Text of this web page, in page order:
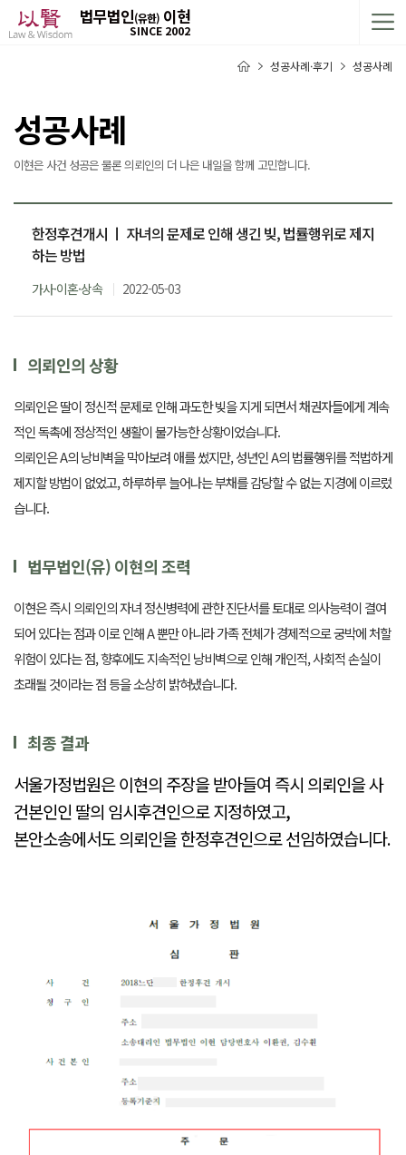
법무법인(유한) 이현
SINCE 2002
성공사례·후기 성공사례
성공사례
이현은 사건 성공은 물론 의뢰인의 더 나은 내일을 함께 고민합니다.
한정후견개시 ㅣ 자녀의 문제로 인해 생긴 빚, 법률행위로 제지
하는 방법
가사·이혼·상속 2022-05-03
의뢰인의 상황
의뢰인은 딸이 정신적 문제로 인해 과도한 빚을 지게 되면서 채권자들에게 계속
적인 독촉에 정상적인 생활이 불가능한 상황이었습니다.
의뢰인은 A의 낭비벽을 막아보려 애를 썼지만, 성년인 A의 법률행위를 적법하게
제지할 방법이 없었고, 하루하루 늘어나는 부채를 감당할 수 없는 지경에 이르렀
습니다.
법무법인(유) 이현의 조력
이현은 즉시 의뢰인의 자녀 정신병력에 관한 진단서를 토대로 의사능력이 결여
되어 있다는 점과 이로 인해 A 뿐만 아니라 가족 전체가 경제적으로 궁박에 처할
위험이 있다는 점, 향후에도 지속적인 낭비벽으로 인해 개인적, 사회적 손실이
초래될 것이라는 점 등을 소상히 밝혀냈습니다.
최종 결과
서울가정법원은 이현의 주장을 받아들여 즉시 의뢰인을 사
건본인인 딸의 임시후견인으로 지정하였고,
본안소송에서도 의뢰인을 한정후견인으로 선임하였습니다.